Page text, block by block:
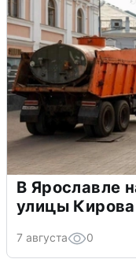
В Ярославле
улицы
7 августа 0